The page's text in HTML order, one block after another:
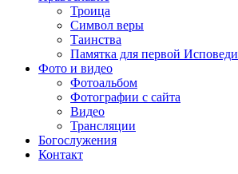
Троица
Символ веры
Таинства
Памятка для первой Исповеди
Фото и видео
Фотоальбом
Фотографии с сайта
Видео
Трансляции
Богослужения
Контакт